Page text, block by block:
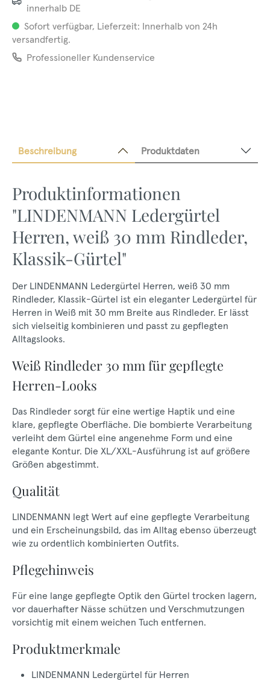
innerhalb DE
Sofort verfügbar, Lieferzeit: Innerhalb von 24h
versandfertig.
Professioneller Kundenservice
Beschreibung Produktdaten
Produktinformationen
"LINDENMANN Ledergürtel
Herren, weiß 30 mm Rindleder,
Klassik-Gürtel"
Der LINDENMANN Ledergürtel Herren, weiß 30 mm
Rindleder, Klassik-Gürtel ist ein eleganter Ledergürtel für
Herren in Weiß mit 30 mm Breite aus Rindleder. Er lässt
sich vielseitig kombinieren und passt zu gepflegten
Alltagslooks.
Weiß Rindleder 30 mm für gepflegte
Herren-Looks
Das Rindleder sorgt für eine wertige Haptik und eine
klare, gepflegte Oberfläche. Die bombierte Verarbeitung
verleiht dem Gürtel eine angenehme Form und eine
elegante Kontur. Die XL/XXL-Ausführung ist auf größere
Größen abgestimmt.
Qualität
LINDENMANN legt Wert auf eine gepflegte Verarbeitung
und ein Erscheinungsbild, das im Alltag ebenso überzeugt
wie zu ordentlich kombinierten Outfits.
Pflegehinweis
Für eine lange gepflegte Optik den Gürtel trocken lagern,
vor dauerhafter Nässe schützen und Verschmutzungen
vorsichtig mit einem weichen Tuch entfernen.
Produktmerkmale
LINDENMANN Ledergürtel für Herren